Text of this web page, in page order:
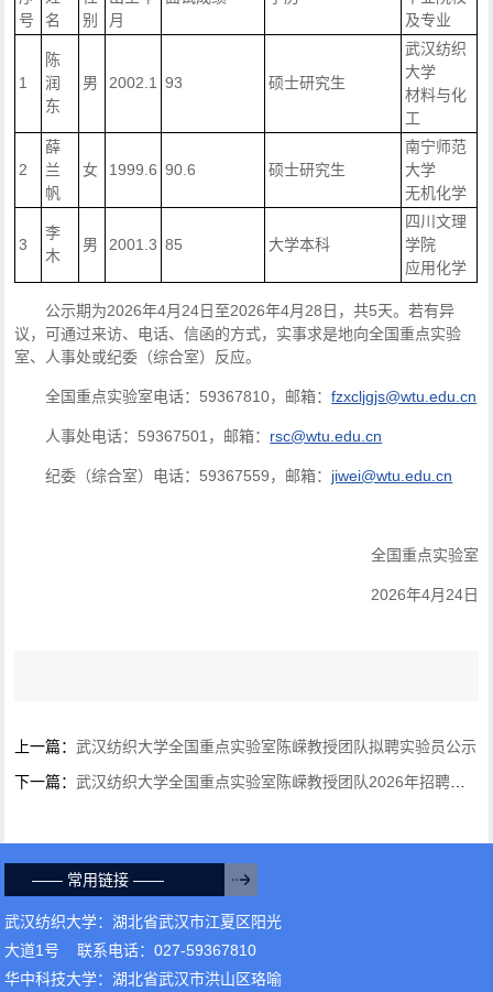
号
名
别
月
及专业
1
陈
润
东
男 2002.1 93 硕士研究生
武汉纺织
大学
材料与化
工
2
薛
兰
帆
女 1999.6 90.6 硕士研究生
南宁师范
大学
无机化学
3
李
木
男 2001.3 85 大学本科
四川文理
学院
应用化学
公示期为2026年4月24日至2026年4月28日，共5天。若有异
议，可通过来访、电话、信函的方式，实事求是地向全国重点实验
室、人事处或纪委（综合室）反应。
全国重点实验室电话：59367810，邮箱：fzxcljgjs@wtu.edu.cn
人事处电话：59367501，邮箱： rsc@wtu.edu.cn
纪委（综合室）电话：59367559，邮箱： jiwei@wtu.edu.cn
全国重点实验室
2026年4月24日
上一篇：武汉纺织大学全国重点实验室陈嵘教授团队拟聘实验员公示
下一篇：武汉纺织大学全国重点实验室陈嵘教授团队2026年招聘实验员的公告
—— 常用链接 ——
武汉纺织大学：湖北省武汉市江夏区阳光
大道1号 联系电话：027-59367810
华中科技大学：湖北省武汉市洪山区珞喻